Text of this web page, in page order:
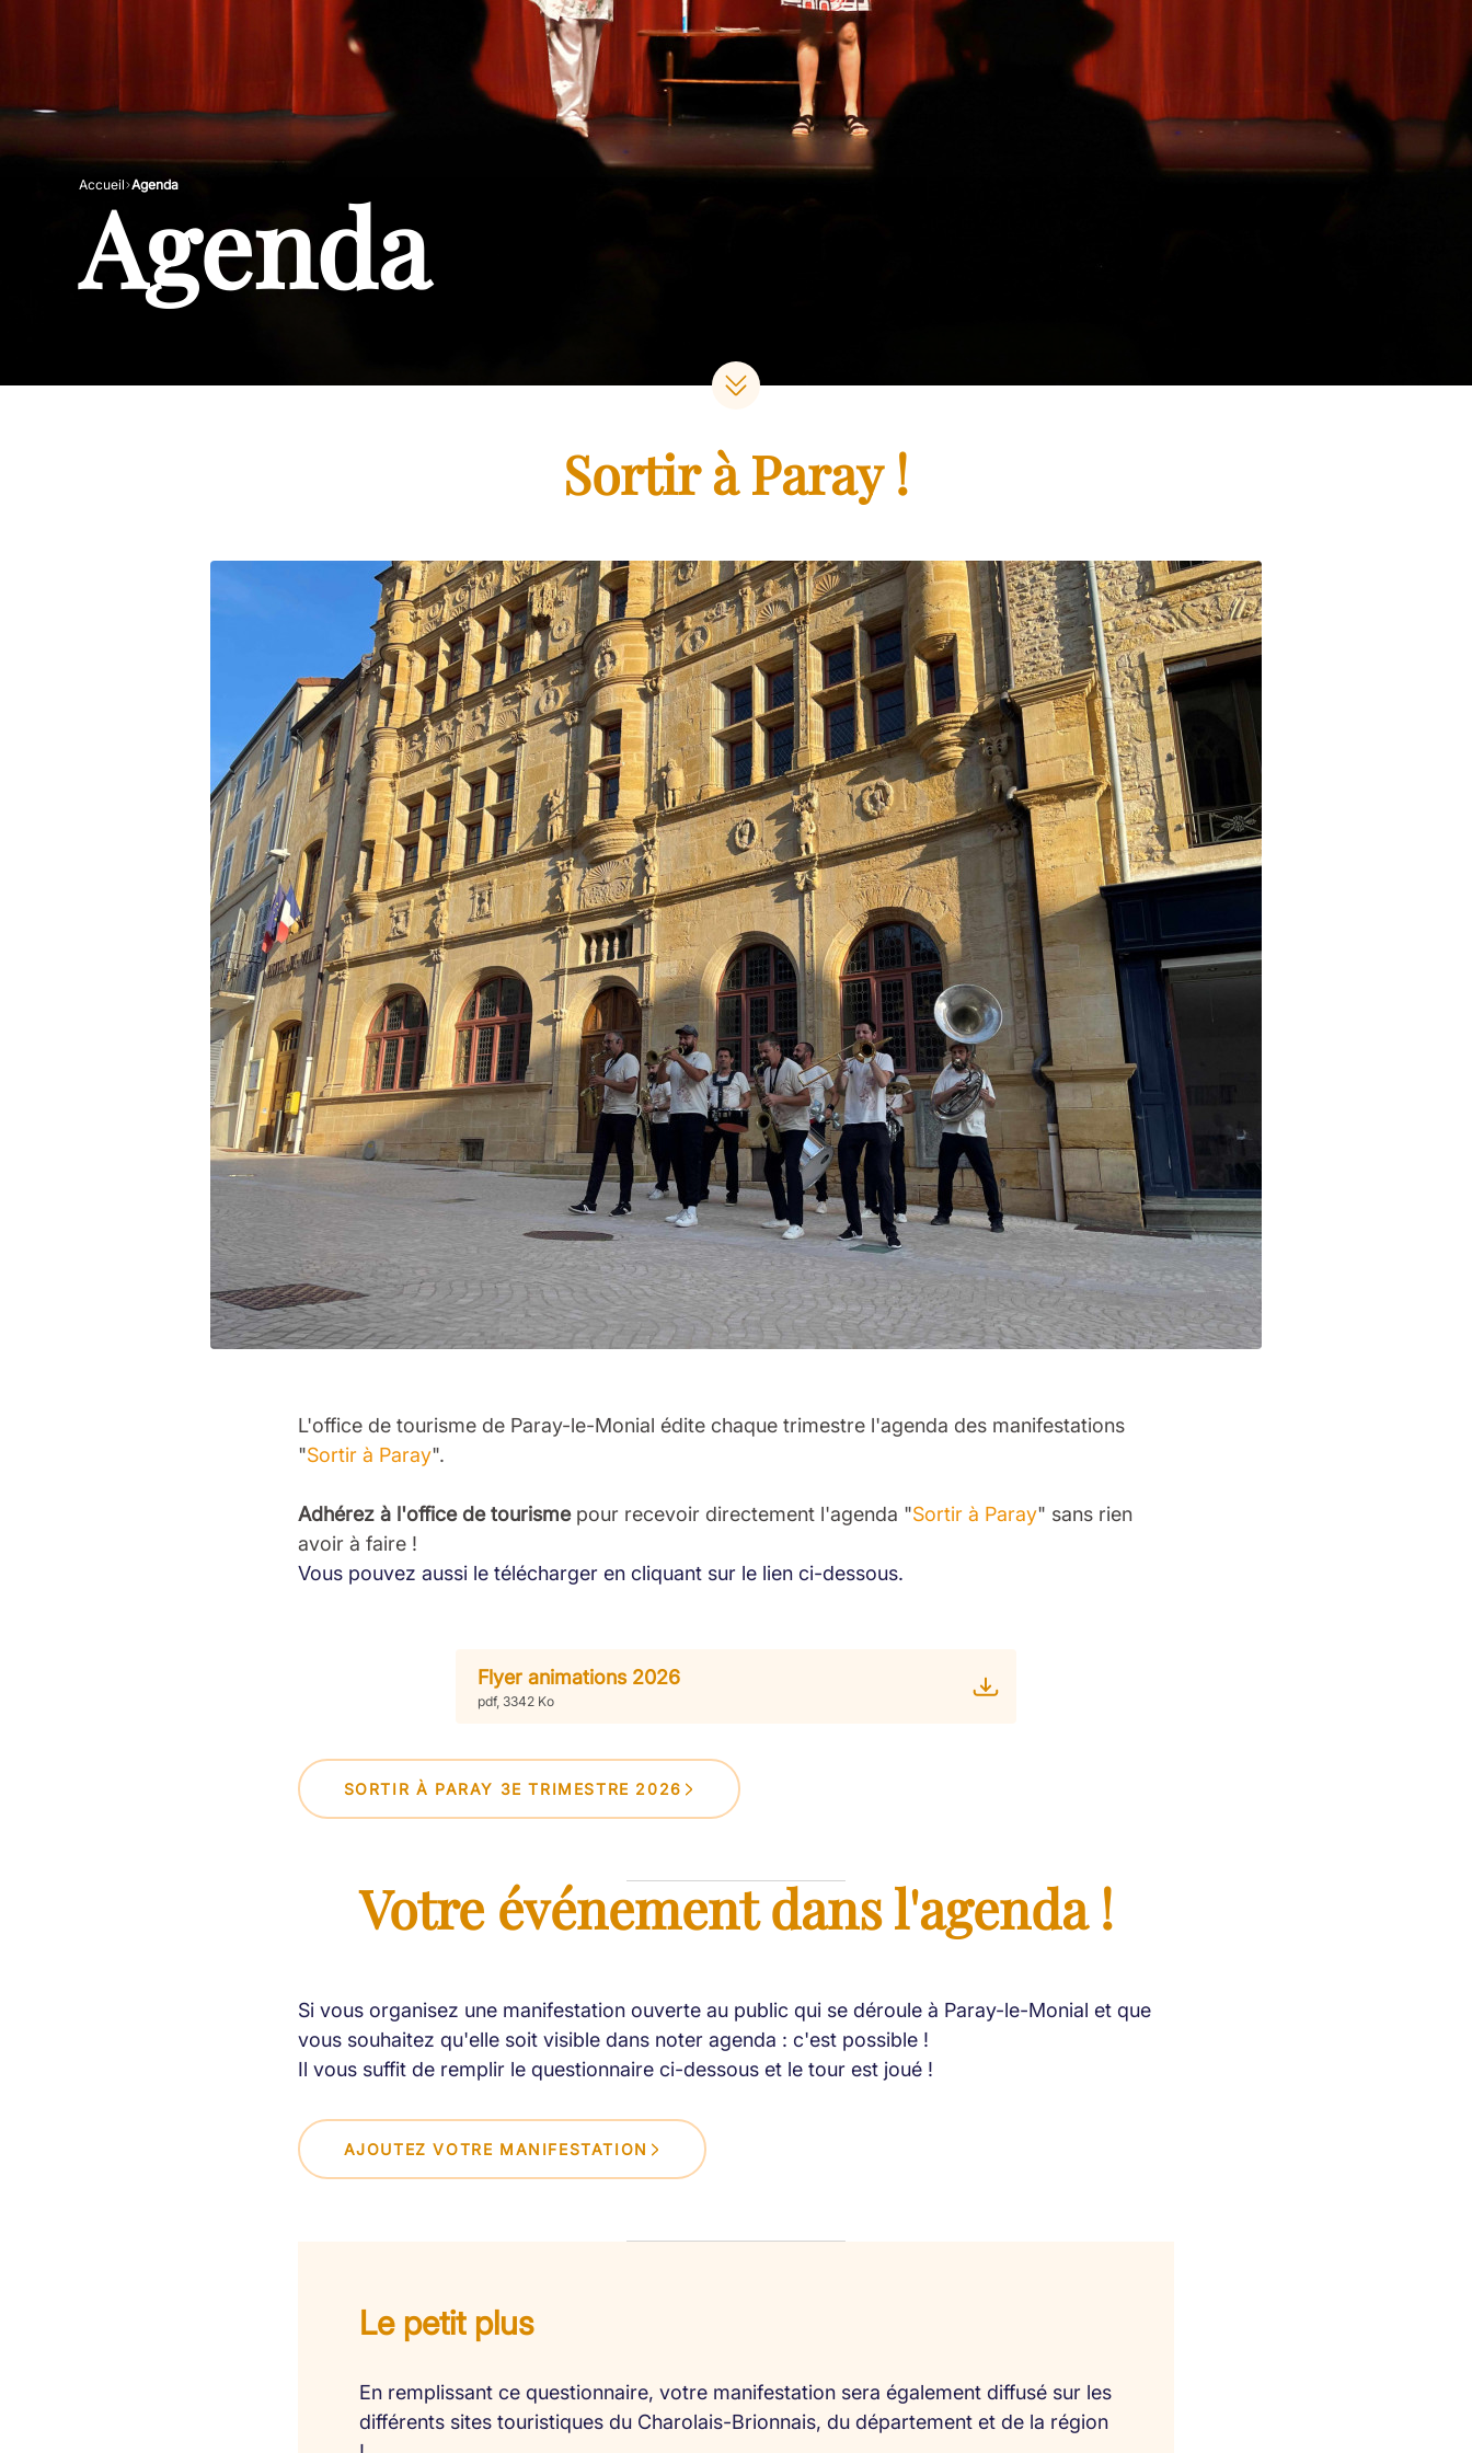
Accueil Agenda
Agenda
Sortir à Paray !
L'office de tourisme de Paray-le-Monial édite chaque trimestre l'agenda des manifestations
"Sortir à Paray".
Adhérez à l'office de tourismepour recevoir directement l'agenda "Sortir à Paray" sans rien
avoir à faire !
Vous pouvez aussi le télécharger en cliquant sur le lien ci-dessous.
Flyer animations 2026
pdf, 3342 Ko
SORTIR À PARAY 3E TRIMESTRE 2026
Votre événement dans l'agenda !
Si vous organisez une manifestation ouverte au public qui se déroule à Paray-le-Monial et que
vous souhaitez qu'elle soit visible dans noter agenda : c'est possible !
Il vous suffit de remplir le questionnaire ci-dessous et le tour est joué !
AJOUTEZ VOTRE MANIFESTATION
Le petit plus
En remplissant ce questionnaire, votre manifestation sera également diffusé sur les
différents sites touristiques du Charolais-Brionnais, du département et de la région